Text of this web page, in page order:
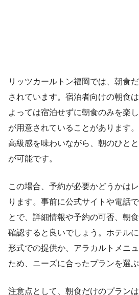
リッツカールトン福岡では、朝食
されています。宿泊者向けの朝食
よっては宿泊せずに朝食のみを楽
が用意されていることがあります
高級感を味わいながら、朝のひと
が可能です。
この場合、予約が必要かどうかは
ります。事前に公式サイトや電話
とで、詳細情報や予約の可否、朝
確認すると良いでしょう。ホテル
形式での提供か、アラカルトメニ
ため、ニーズに合ったプランを選
注意点として、朝食だけのプラン